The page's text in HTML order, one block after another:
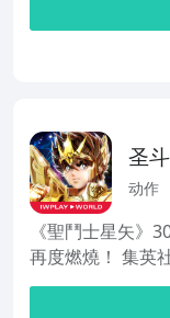
圣
动作
《聖鬥士星矢》
再度燃燒！ 集英